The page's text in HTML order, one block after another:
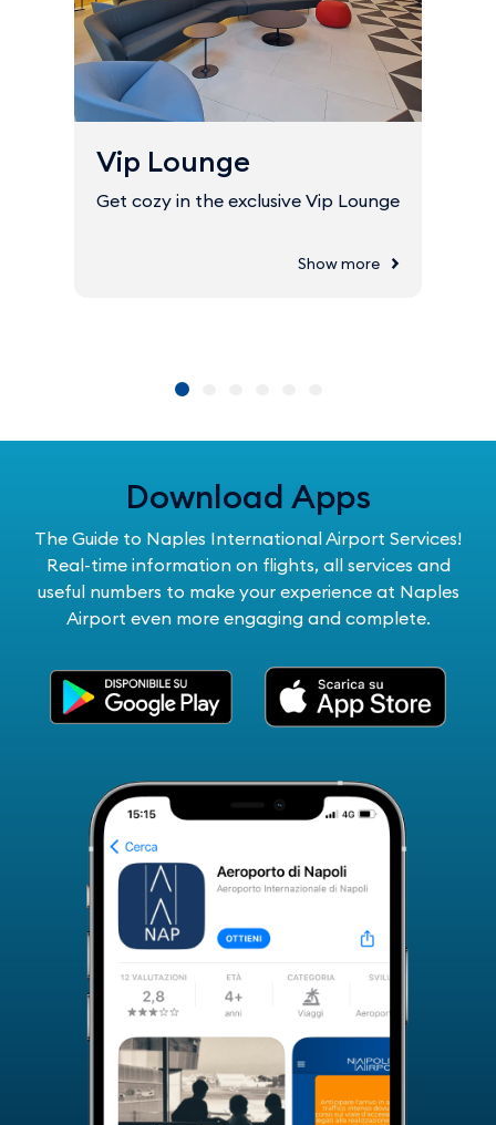
Vip Lounge
Get cozy in the exclusive Vip Lounge
Show more
Download Apps
The Guide to Naples International Airport Services!
Real-time information on flights, all services and
useful numbers to make your experience at Naples
Airport even more engaging and complete.